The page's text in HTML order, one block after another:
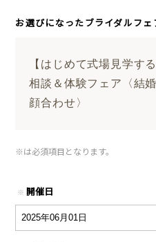
お選びになったブライダルフェ
【はじめて式場見学す
相談＆体験フェア〈結
顔合わせ〉
※は必須項目となります。
※ 開催日